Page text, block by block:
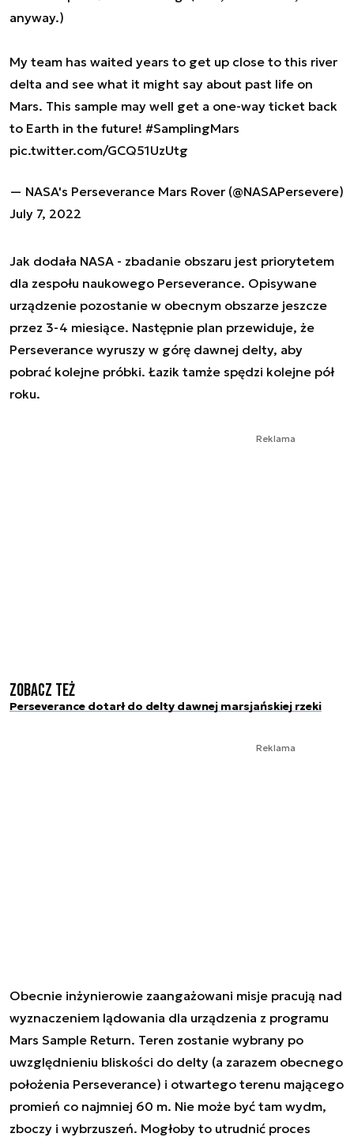
anyway.)
My team has waited years to get up close to this river
delta and see what it might say about past life on
Mars. This sample may well get a one-way ticket back
to Earth in the future! #SamplingMars
pic.twitter.com/GCQ51UzUtg
— NASA's Perseverance Mars Rover (@NASAPersevere)
July 7, 2022
Jak dodała NASA - zbadanie obszaru jest priorytetem
dla zespołu naukowego Perseverance. Opisywane
urządzenie pozostanie w obecnym obszarze jeszcze
przez 3-4 miesiące. Następnie plan przewiduje, że
Perseverance wyruszy w górę dawnej delty, aby
pobrać kolejne próbki. Łazik tamże spędzi kolejne pół
roku.
Reklama
Zobacz też
Perseverance dotarł do delty dawnej marsjańskiej rzeki
Reklama
Obecnie inżynierowie zaangażowani misje pracują nad
wyznaczeniem lądowania dla urządzenia z programu
Mars Sample Return. Teren zostanie wybrany po
uwzględnieniu bliskości do delty (a zarazem obecnego
położenia Perseverance) i otwartego terenu mającego
promień co najmniej 60 m. Nie może być tam wydm,
zboczy i wybrzuszeń. Mogłoby to utrudnić proces